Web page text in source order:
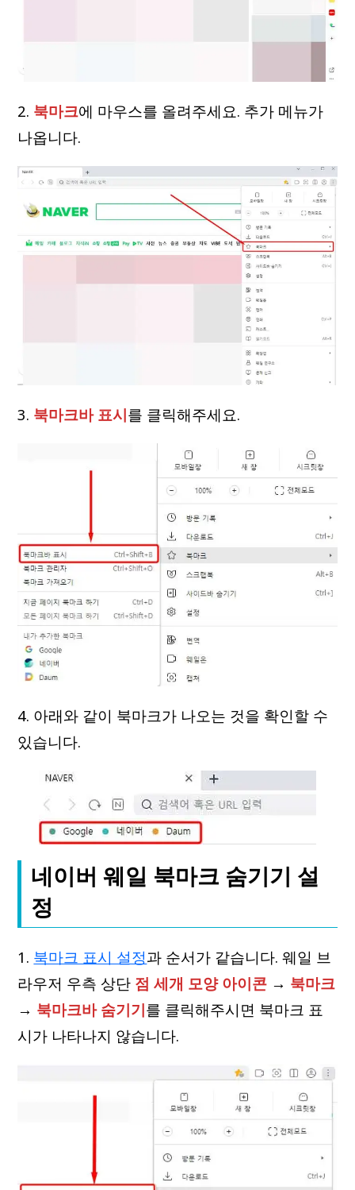
2. 북마크에 마우스를 올려주세요. 추가 메뉴가
나옵니다.
3. 북마크바 표시를 클릭해주세요.
4. 아래와 같이 북마크가 나오는 것을 확인할 수
있습니다.
네이버 웨일 북마크 숨기기 설
정
1. 북마크 표시 설정과 순서가 같습니다. 웨일 브
라우저 우측 상단 점 세개 모양 아이콘 → 북마크
→ 북마크바 숨기기를 클릭해주시면 북마크 표
시가 나타나지 않습니다.